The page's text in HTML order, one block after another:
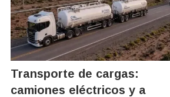
Transporte de cargas:
camiones eléctricos y a